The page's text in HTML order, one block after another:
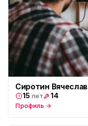
Сиротин Вячеслав
15 лет 14
Профиль →